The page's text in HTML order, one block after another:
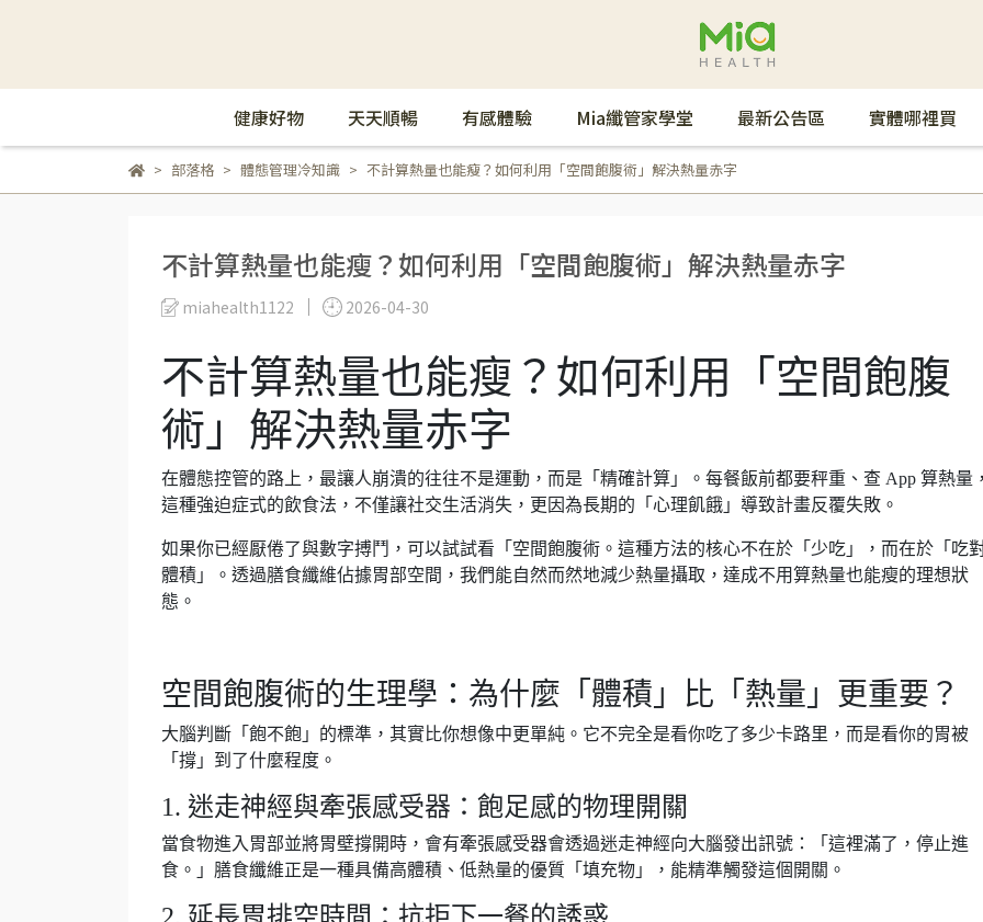
健康好物 天天順暢 有感體驗 Mia纖管家學堂 最新公告區 實體哪裡買
部落格 體態管理冷知識 不計算熱量也能瘦？如何利用「空間飽腹術」解決熱量赤字
不計算熱量也能瘦？如何利用「空間飽腹術」解決熱量赤字
miahealth1122 2026-04-30
不計算熱量也能瘦？如何利用「空間飽腹
術」解決熱量赤字
在體態控管的路上，最讓人崩潰的往往不是運動，而是「精確計算」。每餐飯前都要秤重、查 App 算熱量
這種強迫症式的飲食法，不僅讓社交生活消失，更因為長期的「心理飢餓」導致計畫反覆失敗。
如果你已經厭倦了與數字搏鬥，可以試試看「空間飽腹術。這種方法的核心不在於「少吃」，而在於「吃
體積」。透過膳食纖維佔據胃部空間，我們能自然而然地減少熱量攝取，達成不用算熱量也能瘦的理想狀
態。
空間飽腹術的生理學：為什麼「體積」比「熱量」更重要？
大腦判斷「飽不飽」的標準，其實比你想像中更單純。它不完全是看你吃了多少卡路里，而是看你的胃被
「撐」到了什麼程度。
1. 迷走神經與牽張感受器：飽足感的物理開關
當食物進入胃部並將胃壁撐開時，會有牽張感受器會透過迷走神經向大腦發出訊號：「這裡滿了，停止進
食。」膳食纖維正是一種具備高體積、低熱量的優質「填充物」，能精準觸發這個開關。
2. 延長胃排空時間：抗拒下一餐的誘惑